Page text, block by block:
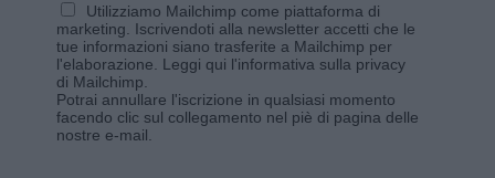
Utilizziamo Mailchimp come piattaforma di
marketing. Iscrivendoti alla newsletter accetti che le
tue informazioni siano trasferite a Mailchimp per
l'elaborazione. Leggi qui l'informativa sulla privacy
di Mailchimp
Potrai annullare l'iscrizione in qualsiasi momento
facendo clic sul collegamento nel piè di pagina delle
nostre e-mail.